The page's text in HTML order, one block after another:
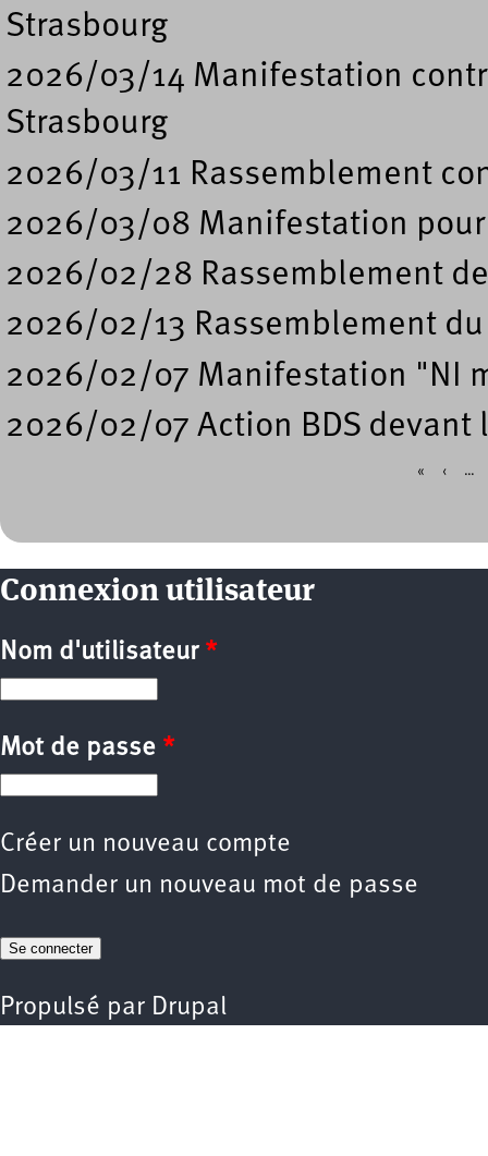
Strasbourg
2026/03/14 Manifestation
Strasbourg
2026/03/11 Rassemblement
2026/03/08 Manifestation pour
2026/02/28 Rassemblement
2026/02/13 Rassemblement
2026/02/07 Manifestation "NI
2026/02/07 Action BDS devant
« ‹ …
Connexion utilisateur
Nom d'utilisateur *
Mot de passe *
Créer un nouveau compte
Demander un nouveau mot de passe
Propulsé par Drupal